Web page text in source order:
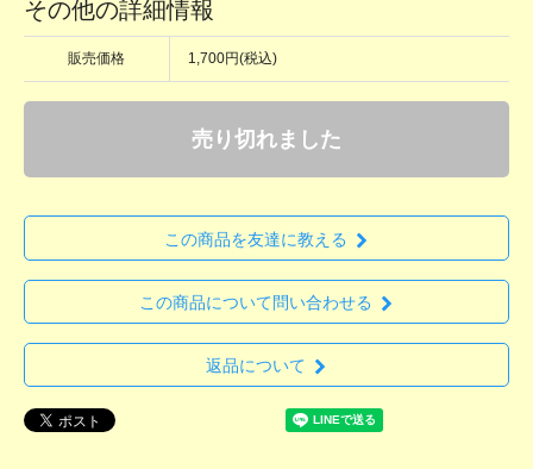
その他の詳細情報
販売価格 1,700円(税込)
売り切れました
この商品を友達に教える
この商品について問い合わせる
返品について